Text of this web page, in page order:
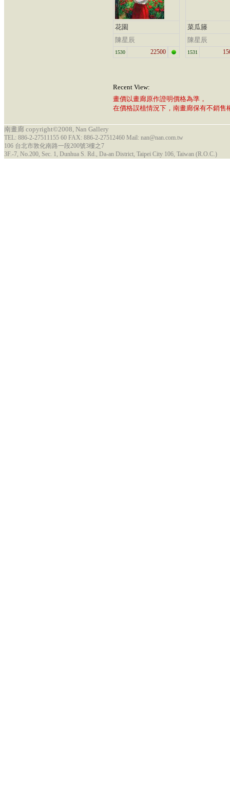
花園
陳星辰
1530 22500
菜瓜籐
陳星辰
1531
Recent View:
畫價以畫廊原作證明價格為準，
在價格誤植情況下，南畫廊保有不銷售
南畫廊 copyright©2008, Nan Gallery
TEL: 886-2-27511155 60 FAX: 886-2-27512460 Mail: nan@nan.com.tw
106 台北市敦化南路一段200號3樓之7
3F.-7, No.200, Sec. 1, Dunhua S. Rd., Da-an District, Taipei City 106, Taiwan (R.O.C.)